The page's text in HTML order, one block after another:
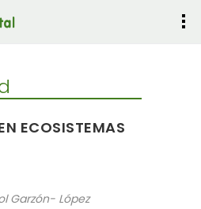
ECOSISTEMAS
Garzón- López